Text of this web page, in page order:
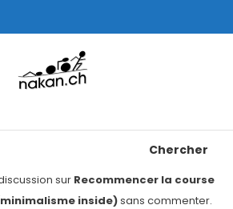
Chercher
sur Recommencer la course
inside)sans commenter.